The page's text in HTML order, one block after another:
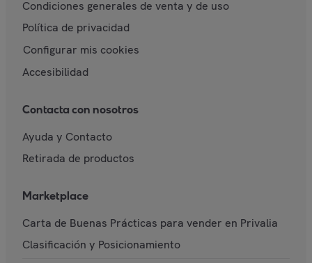
Condiciones generales de venta y de uso
Política de privacidad
Configurar mis cookies
Accesibilidad
Contacta con nosotros
Ayuda y Contacto
Retirada de productos
Marketplace
Carta de Buenas Prácticas para vender en Privalia
Clasificación y Posicionamiento